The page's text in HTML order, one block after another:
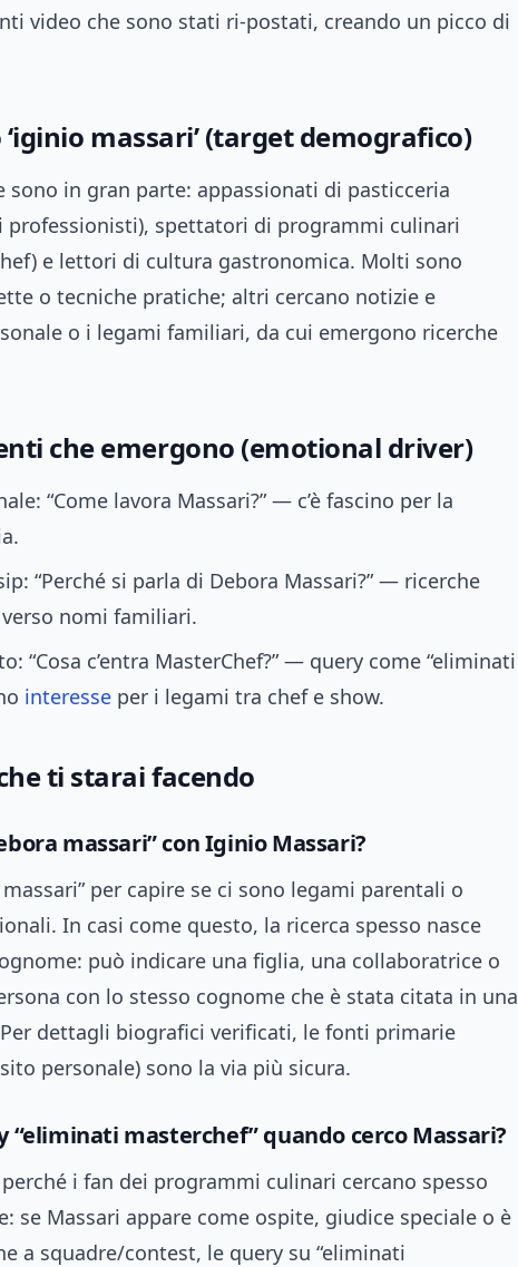
video che sono stati ri-postati, creando un picco di
massari’ (target demografico)
sono in gran parte: appassionati di pasticceria
professionisti), spettatori di programmi culinari
e lettori di cultura gastronomica. Molti sono
o tecniche pratiche; altri cercano notizie e
o i legami familiari, da cui emergono ricerche
che emergono (emotional driver)
“Come lavora Massari?” — c’è fascino per la
“Perché si parla di Debora Massari?” — ricerche
nomi familiari.
“Cosa c’entra MasterChef?” — query come “eliminati
interesse per i legami tra chef e show.
ti starai facendo
massari” con Iginio Massari?
per capire se ci sono legami parentali o
In casi come questo, la ricerca spesso nasce
può indicare una figlia, una collaboratrice o
con lo stesso cognome che è stata citata in una
dettagli biografici verificati, le fonti primarie
personale) sono la via più sicura.
“eliminati masterchef” quando cerco Massari?
i fan dei programmi culinari cercano spesso
se Massari appare come ospite, giudice speciale o è
a squadre/contest, le query su “eliminati